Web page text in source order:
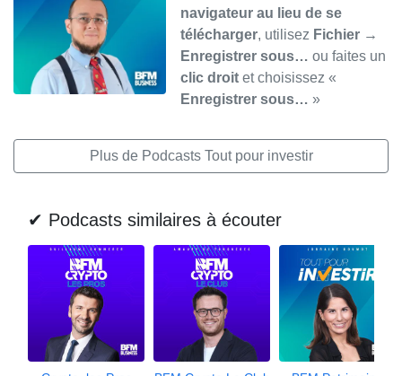
navigateur au lieu de se
télécharger, utilisez Fichier →
Enregistrer sous… ou faites un
clic droit et choisissez «
Enregistrer sous… »
Plus de Podcasts Tout pour investir
✔ Podcasts similaires à écouter